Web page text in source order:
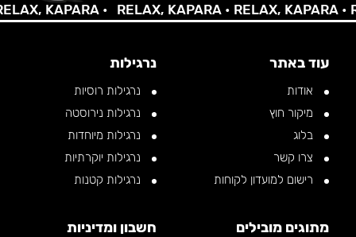
KAPARA • RELAX, KAPARA •RELAX, KAPARA •
עוד באתר
אודות
מיקור חוץ
בלוג
צרו קשר
רישום למועדון לקוחות
נרגילות
נרגילות רוסיות
נרגילות נירוסטה
נרגילות מיוחדות
נרגילות יוקרתיות
נרגילות קטנות
מתוגים מובילים חשבון ומדיניות